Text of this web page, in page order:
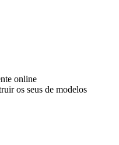
online
os seus de modelos